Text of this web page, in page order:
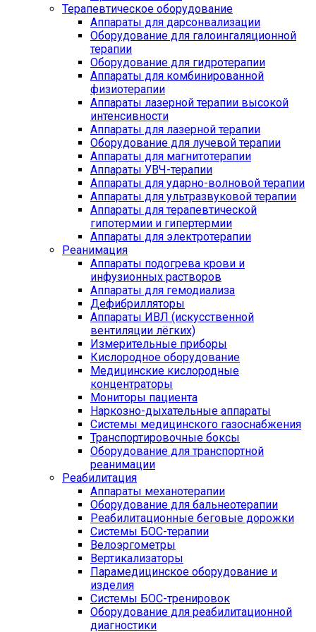
Терапевтическое оборудование
Аппараты для дарсонвализации
Оборудование для галоингаляционной
терапии
Оборудование для гидротерапии
Аппараты для комбинированной
физиотерапии
Аппараты лазерной терапии высокой
интенсивности
Аппараты для лазерной терапии
Оборудование для лучевой терапии
Аппараты для магнитотерапии
Аппараты УВЧ-терапии
Аппараты для ударно-волновой терапии
Аппараты для ультразвуковой терапии
Аппараты для терапевтической
гипотермии и гипертермии
Аппараты для электротерапии
Реанимация
Аппараты подогрева крови и
инфузионных растворов
Аппараты для гемодиализа
Дефибрилляторы
Аппараты ИВЛ (искусственной
вентиляции лёгких)
Измерительные приборы
Кислородное оборудование
Медицинские кислородные
концентраторы
Мониторы пациента
Наркозно-дыхательные аппараты
Системы медицинского газоснабжения
Транспортировочные боксы
Оборудование для транспортной
реанимации
Реабилитация
Аппараты механотерапии
Оборудование для бальнеотерапии
Реабилитационные беговые дорожки
Системы БОС-терапии
Велоэргометры
Вертикализаторы
Парамедицинское оборудование и
изделия
Системы БОС-тренировок
Оборудование для реабилитационной
диагностики